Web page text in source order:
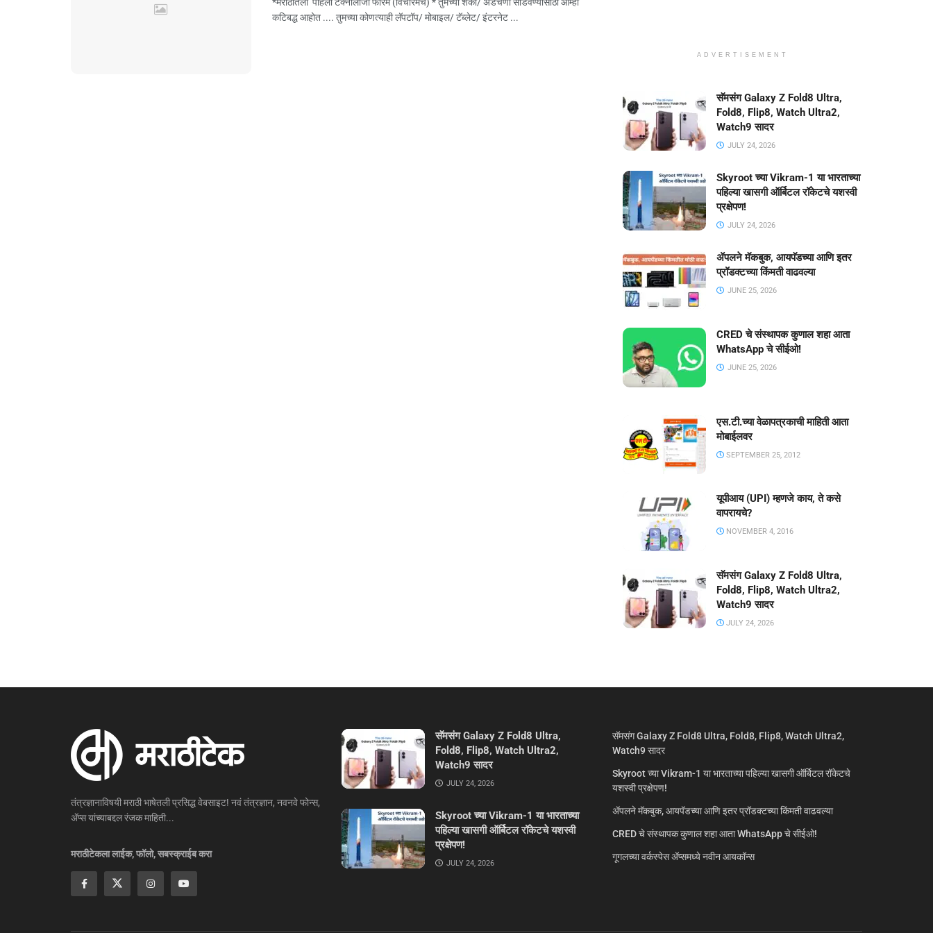
कटिबद्ध आहोत .... तुमच्या कोणत्याही लॅपटॉप/ मोबाइल/ टॅब्लेट/ इंटरनेट ...
ADVERTISEMENT
सॅमसंग Galaxy Z Fold8 Ultra,
Fold8, Flip8, Watch Ultra2,
Watch9 सादर
JULY 24, 2026
Skyroot च्या Vikram-1 या भारताच्या
पहिल्या खासगी ऑर्बिटल रॉकेटचे यशस्वी
प्रक्षेपण!
JULY 24, 2026
ॲपलने मॅकबुक, आयपॅडच्या आणि इतर
प्रॉडक्टच्या किंमती वाढवल्या
JUNE 25, 2026
CRED चे संस्थापक कुणाल शहा आता
WhatsApp चे सीईओ!
JUNE 25, 2026
एस.टी.च्या वेळापत्रकाची माहिती आता
मोबाईलवर
SEPTEMBER 25, 2012
यूपीआय (UPI) म्हणजे काय, ते कसे
वापरायचे?
NOVEMBER 4, 2016
सॅमसंग Galaxy Z Fold8 Ultra,
Fold8, Flip8, Watch Ultra2,
Watch9 सादर
JULY 24, 2026
तंत्रज्ञानाविषयी मराठी भाषेतली प्रसिद्ध वेबसाइट! नवं तंत्रज्ञान, नवनवे फोन्स,
ॲप्स यांच्याबद्दल रंजक माहिती...
मराठीटेकला लाईक, फॉलो, सबस्क्राईब करा
सॅमसंग Galaxy Z Fold8 Ultra,
Fold8, Flip8, Watch Ultra2,
Watch9 सादर
JULY 24, 2026
Skyroot च्या Vikram-1 या भारताच्या
पहिल्या खासगी ऑर्बिटल रॉकेटचे यशस्वी
प्रक्षेपण!
JULY 24, 2026
सॅमसंग Galaxy Z Fold8 Ultra, Fold8, Flip8, Watch Ultra2,
Watch9 सादर
Skyroot च्या Vikram-1 या भारताच्या पहिल्या खासगी ऑर्बिटल रॉकेटचे
यशस्वी प्रक्षेपण!
ॲपलने मॅकबुक, आयपॅडच्या आणि इतर प्रॉडक्टच्या किंमती वाढवल्या
CRED चे संस्थापक कुणाल शहा आता WhatsApp चे सीईओ!
गूगलच्या वर्कस्पेस अ‍ॅप्समध्ये नवीन आयकॉन्स